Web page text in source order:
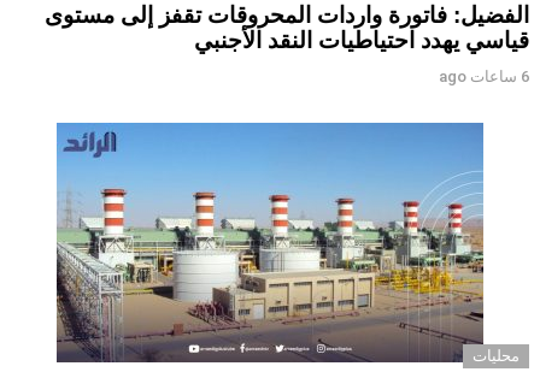
الفضيل: فاتورة واردات المحروقات تقفز إلى مستوى
قياسي يهدد احتياطيات النقد الأجنبي
6 ساعات ago
محليات